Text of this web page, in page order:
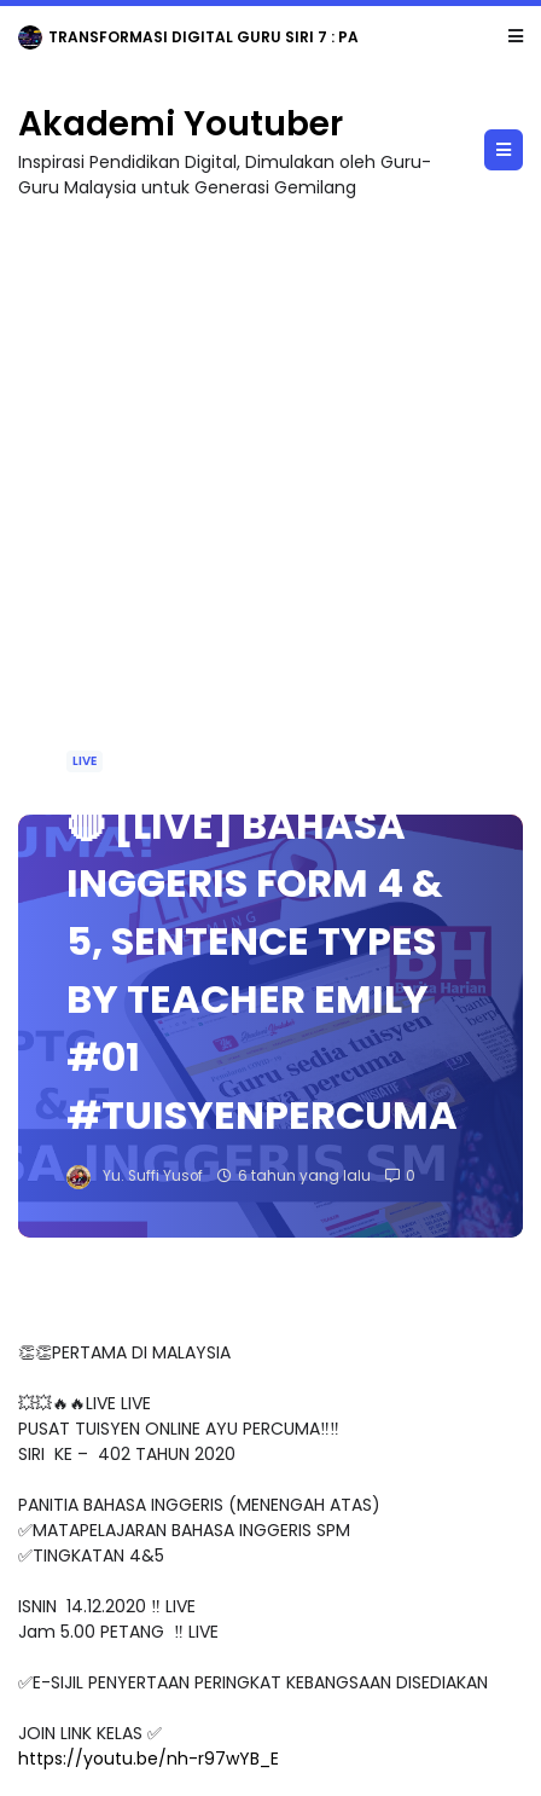
TRANSFORMASI DIGITAL GURU SIRI 7 : PAHLAWAN DIGITAL PENYELAMAT DUNIA
Akademi Youtuber
Inspirasi Pendidikan Digital, Dimulakan oleh Guru-
Guru Malaysia untuk Generasi Gemilang
LIVE
🔴 [LIVE] BAHASA
INGGERIS FORM 4 &
5, SENTENCE TYPES
BY TEACHER EMILY
#01
#TUISYENPERCUMA
Yu. Suffi Yusof 6 tahun yang lalu 0
👏👏PERTAMA DI MALAYSIA
💥💥🔥🔥LIVE LIVE
PUSAT TUISYEN ONLINE AYU PERCUMA‼️‼️
SIRI KE – 402 TAHUN 2020
PANITIA BAHASA INGGERIS (MENENGAH ATAS)
✅MATAPELAJARAN BAHASA INGGERIS SPM
✅TINGKATAN 4&5
ISNIN 14.12.2020 ‼️ LIVE
Jam 5.00 PETANG ‼️ LIVE
✅E-SIJIL PENYERTAAN PERINGKAT KEBANGSAAN DISEDIAKAN
JOIN LINK KELAS ✅
https://youtu.be/nh-r97wYB_E